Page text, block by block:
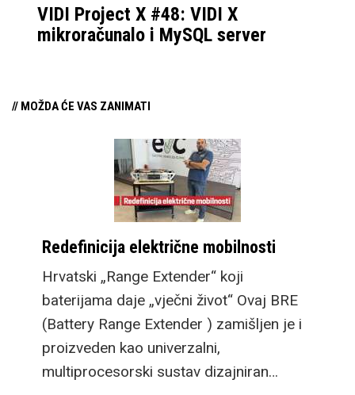
VIDI Project X #48: VIDI X
mikroračunalo i MySQL server
// MOŽDA ĆE VAS ZANIMATI
Redefinicija električne mobilnosti
Hrvatski „Range Extender“ koji
baterijama daje „vječni život“ Ovaj BRE
(Battery Range Extender ) zamišljen je i
proizveden kao univerzalni,
multiprocesorski sustav dizajniran…